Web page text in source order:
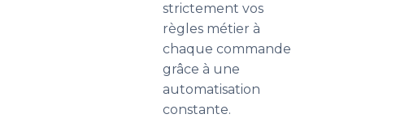
strictement vos
règles métier à
chaque commande
grâce à une
automatisation
constante.